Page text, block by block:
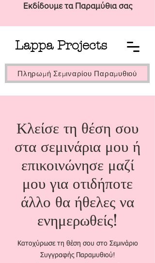
Lappa Projects
Εκδίδουμε τα Παραμύθια σας
Πληρωμή Σεμιναρίου Παραμυθιού
Κλείσε τη θέση σου
στα σεμινάρια μου ή
επικοινώνησε μαζί
μου για οτιδήποτε
άλλο θα ήθελες να
ενημερωθείς!
Κατοχύρωσε τη θέση σου στο Σεμινάριο
Συγγραφής Παραμυθιού!